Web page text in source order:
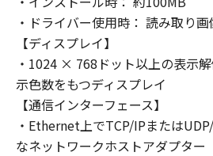
ンサー、キヤノンの子会社、
社、それらの販売代理店また
損害の可能性について知らさ
同様です。
(3) キヤノン、キヤノンのライ
ンの子会社、キヤノンの関連
売代理店または販売店のいず
ウェア」、または「本ソフト
・ドライバー使用時： 読み取り
【ディスプレイ】
・1024 × 768ドット以上の表示
示色数をもつディスプレイ
【通信インターフェース】
・Ethernet上でTCP/IPまたは
なネットワークホストアダプター